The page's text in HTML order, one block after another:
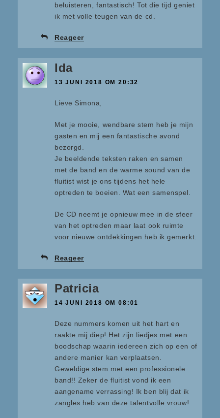
beluisteren, fantastisch! Tot die tijd geniet
ik met volle teugen van de cd.
Reageer
Ida
13 JUNI 2018 OM 20:32
Lieve Simona,
Met je mooie, wendbare stem heb je mijn
gasten en mij een fantastische avond
bezorgd.
Je beeldende teksten raken en samen
met de band en de warme sound van de
fluitist wist je ons tijdens het hele
optreden te boeien. Wat een samenspel.
De CD neemt je opnieuw mee in de sfeer
van het optreden maar laat ook ruimte
voor nieuwe ontdekkingen heb ik gemerkt.
Reageer
Patricia
14 JUNI 2018 OM 08:01
Deze nummers komen uit het hart en
raakte mij diep! Het zijn liedjes met een
boodschap waarin iedereen zich op een of
andere manier kan verplaatsen.
Geweldige stem met een professionele
band!! Zeker de fluitist vond ik een
aangename verrassing! Ik ben blij dat ik
zangles heb van deze talentvolle vrouw!